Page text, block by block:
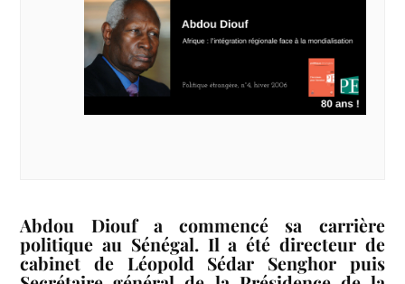
Abdou Diouf a commencé sa carrière
politique au Sénégal. Il a été directeur de
cabinet de Léopold Sédar Senghor puis